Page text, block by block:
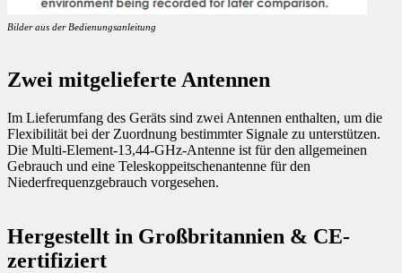
Bilder aus der Bedienungsanleitung
Zwei mitgelieferte Antennen
Im Lieferumfang des Geräts sind zwei Antennen enthalten, um die
Flexibilität bei der Zuordnung bestimmter Signale zu unterstützen.
Die Multi-Element-13,44-GHz-Antenne ist für den allgemeinen
Gebrauch und eine Teleskoppeitschenantenne für den
Niederfrequenzgebrauch vorgesehen.
Hergestellt in Großbritannien & CE-
zertifiziert